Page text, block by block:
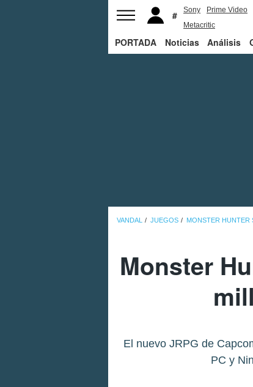
Sony Prime Video
Metacritic
PORTADA Noticias Análisis
VANDAL JUEGOS MONSTER HUNTER
Monster
El nuevo JRPG de
PC y